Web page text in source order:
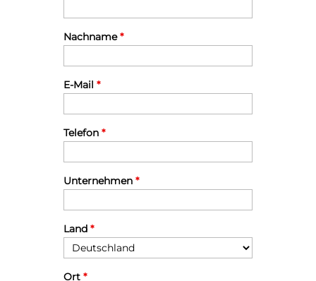
Nachname*
E-Mail *
Telefon *
Unternehmen *
Land *
Ort *